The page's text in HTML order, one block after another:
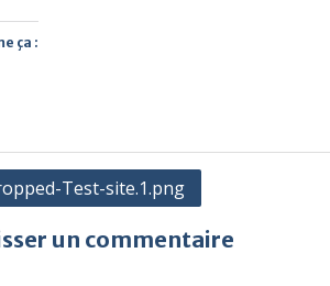
ça :
Test-site.1.png
un commentaire